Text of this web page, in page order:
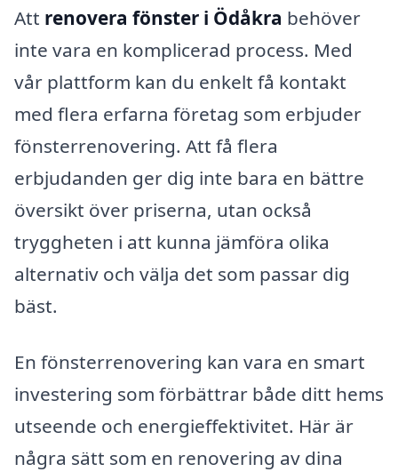
Att renovera fönster i Ödåkra behöver
inte vara en komplicerad process. Med
vår plattform kan du enkelt få kontakt
med flera erfarna företag som erbjuder
fönsterrenovering. Att få flera
erbjudanden ger dig inte bara en bättre
översikt över priserna, utan också
tryggheten i att kunna jämföra olika
alternativ och välja det som passar dig
bäst.
En fönsterrenovering kan vara en smart
investering som förbättrar både ditt hems
utseende och energieffektivitet. Här är
några sätt som en renovering av dina